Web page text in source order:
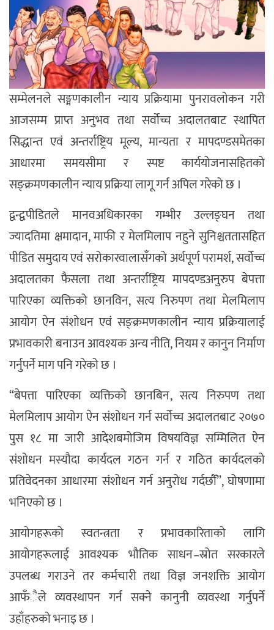
सम्मेलनले सङ्मणकालीन न्याय प्रक्रियामा पुनरावलोकन गरी
आजसम्म प्राप्त अनुभव तथा सर्वोच्च अदालतबाट स्थापित
सिद्धान्त एवं अन्तर्राष्ट्रिय मूल्य, मान्यता र मापदण्डसमेतका
आधारमा समयसीमा र स्पष्ट कार्ययोजनासहितको
सङ्क्रमणकालीन न्याय प्रक्रिया लागू गर्न अपिल गरेको छ ।
द्वन्द्वपीडितले मानवअधिकारका गम्भीर उल्लङ्घन तथा
ज्यादतिमा क्षमादान, माफी र मेलमिलाप नहुने सुनिश्चततासहित
पीडित समुदाय एवं सरोकारवालासँगको अर्थपूर्ण परामर्श, सर्वोच्च
अदालतका फैसला तथा अन्तर्राष्ट्रिय मापदण्डअनुरुप बेपत्ता
पारिएका व्यक्तिको छानविन, सत्य निरुपण तथा मेलमिलाप
आयोग ऐन संशोधन एवं सङ्क्रमणकालीन न्याय प्रक्रियालाई
प्रभावकारी बनाउन आवश्यक अन्य नीति, नियम र कानुन निर्माण
गर्नुपर्ने माग पनि गरेको छ ।
“बेपत्ता पारिएका व्यक्तिको छानबिन, सत्य निरुपण तथा
मेलमिलाप आयोग ऐन संशोधन गर्न सर्वोच्च अदालतबाट २०७०
पुस १८ मा जारी आदेशबमोजिम विषयविज्ञ सम्मिलित ऐन
संशोधन मस्यौदा कार्यदल गठन गर्न र गठित कार्यदलको
प्रतिवेदनका आधारमा संशोधन गर्न अनुरोध गर्दछौँ”, घोषणामा
भनिएको छ ।
आयोगहरूको स्वतन्त्रता र प्रभावकारिताको लागि
आयोगहरूलाई आवश्यक भौतिक साधन–स्रोत सरकारले
उपलब्ध गराउने तर कर्मचारी तथा विज्ञ जनशक्ति आयोग
आफँैले व्यवस्थापन गर्न सक्ने कानुनी व्यवस्था गर्नुपर्ने
उहाँहरुको भनाइ छ ।